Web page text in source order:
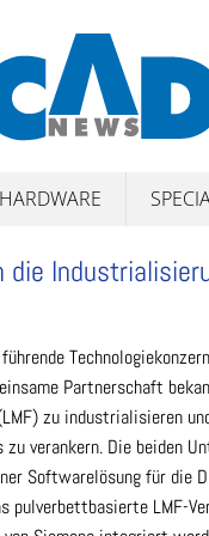
HARDWARE
die
Partnerschaft
zu industrialisieren
verankern. Die beiden
Softwarelösung für die
pulverbettbasierte LMF-